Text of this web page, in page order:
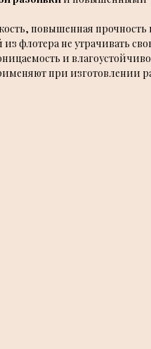
повышенная прочность
флотера не утрачивать
и
при изготовлении